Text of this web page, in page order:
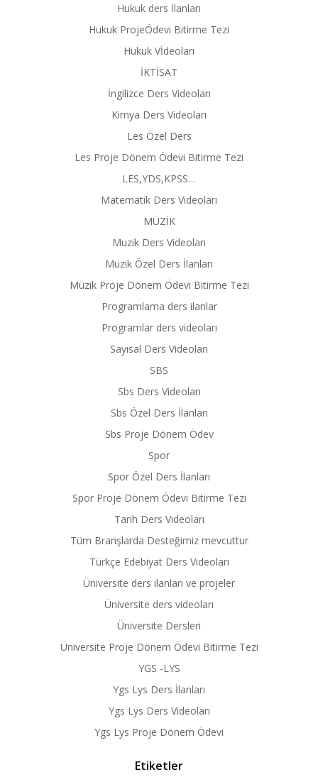
Hukuk ders İlanları
Hukuk ProjeÖdevi Bitirme Tezi
Hukuk Vİdeoları
İKTİSAT
İngilizce Ders Videoları
Kimya Ders Videoları
Les Özel Ders
Les Proje Dönem Ödevi Bitirme Tezi
LES,YDS,KPSS…
Matematik Ders Videoları
MÜZİK
Muzik Ders Videoları
Müzik Özel Ders İlanları
Müzik Proje Dönem Ödevi Bitirme Tezi
Programlama ders ilanlar
Programlar ders videoları
Sayısal Ders Videoları
SBS
Sbs Ders Videoları
Sbs Özel Ders İlanları
Sbs Proje Dönem Ödev
Spor
Spor Özel Ders İlanları
Spor Proje Dönem Ödevi Bitirme Tezi
Tarih Ders Videoları
Tüm Branşlarda Desteğimiz mevcuttur
Türkçe Edebiyat Ders Videoları
Üniversite ders ilanları ve projeler
Üniversite ders videoları
Üniversite Dersleri
Üniversite Proje Dönem Ödevi Bitirme Tezi
YGS -LYS
Ygs Lys Ders İlanları
Ygs Lys Ders Videoları
Ygs Lys Proje Dönem Ödevi
Etiketler